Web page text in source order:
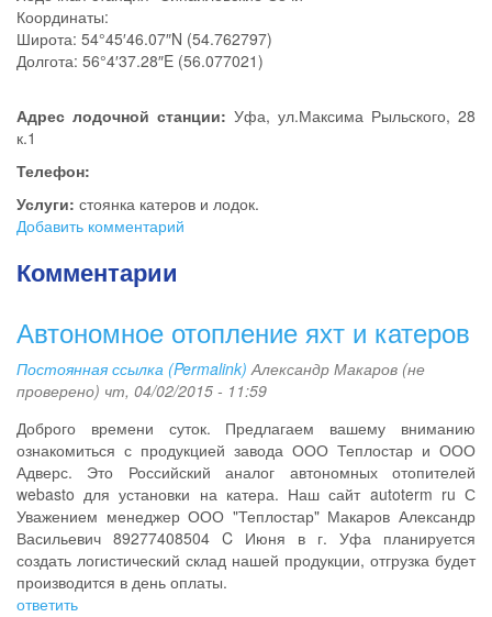
Координаты:
Широта: 54°45′46.07″N (54.762797)
Долгота: 56°4′37.28″E (56.077021)
Адрес лодочной станции: Уфа, ул.Максима Рыльского, 28
к.1
Телефон:
Услуги: стоянка катеров и лодок.
Добавить комментарий
Комментарии
Автономное отопление яхт и катеров
Постоянная ссылка (Permalink) Александр Макаров (не
проверено) чт, 04/02/2015 - 11:59
Доброго времени суток. Предлагаем вашему вниманию
ознакомиться с продукцией завода ООО Теплостар и ООО
Адверс. Это Российский аналог автономных отопителей
webasto для установки на катера. Наш сайт autoterm ru С
Уважением менеджер ООО "Теплостар" Макаров Александр
Васильевич 89277408504 C Июня в г. Уфа планируется
создать логистический склад нашей продукции, отгрузка будет
производится в день оплаты.
ответить